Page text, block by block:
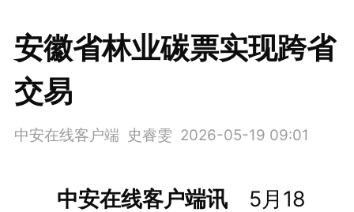
安徽省林业碳票实现跨省
交易
中安在线客户端 史睿雯 2026-05-19 09:01
中安在线客户端讯5月18